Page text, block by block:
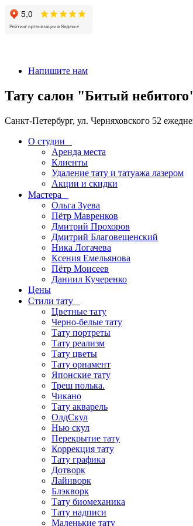
Напишите нам
Тату салон "Битый
Санкт-Петербург, ул. Черняховского 52
О студии
Аренда места
Клиенты
Удаление тату и татуажа лазером
Акции и скидки
Мастера
Ольга Зуева
Пётр Мавренков
Дмитрий Прохоров
Дмитрий Благовещенский
Ника Логачева
Ксения Емельянова
Пётр Моисеев
Даниил Кучеренко
Цены
Стили тату
Цветные тату
Черно-белые тату
Тату портреты
Тату реализм
Тату цветы
Тату орнамент
Японские тату
Треш полька.
Чикано
Тату акварель
ОлдСкул
Нью скул
Перекрытие тату
Коррекция тату
Тату графика
Дотворк
Лайнворк
Блэкворк
Тату биомеханика
Тату надписи
Маленькие тату